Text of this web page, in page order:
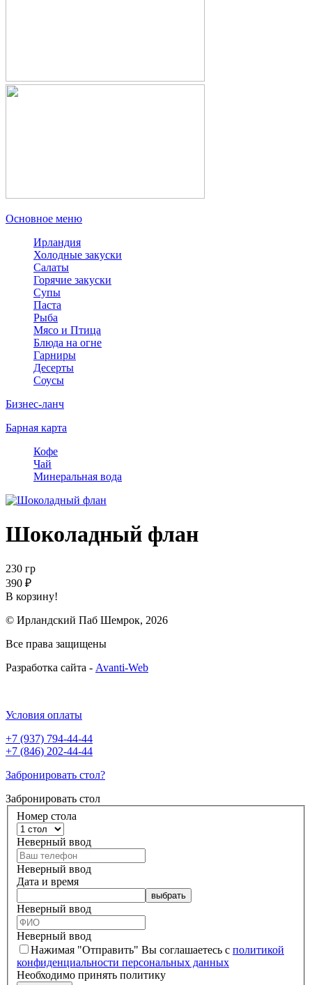
Основное меню
Ирландия
Холодные закуски
Салаты
Горячие закуски
Супы
Паста
Рыба
Мясо и Птица
Блюда на огне
Гарниры
Десерты
Соусы
Бизнес-ланч
Барная карта
Кофе
Чай
Минеральная вода
Шоколадный флан
230 гр
390 ₽
В корзину!
© Ирландский Паб Шемрок, 2026
Все права защищены
Разработка сайта - Avanti-Web
Условия оплаты
+7 (937) 794-44-44
+7 (846) 202-44-44
Забронировать стол?
Забронировать стол
Номер стола
Неверный ввод
Неверный ввод
Дата и время
Неверный ввод
Неверный ввод
Нажимая "Отправить" Вы соглашаетесь с политикой
конфиденциальности персональных данных
Необходимо принять политику